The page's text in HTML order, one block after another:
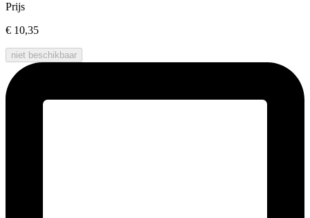
Prijs
€ 10,35
niet beschikbaar